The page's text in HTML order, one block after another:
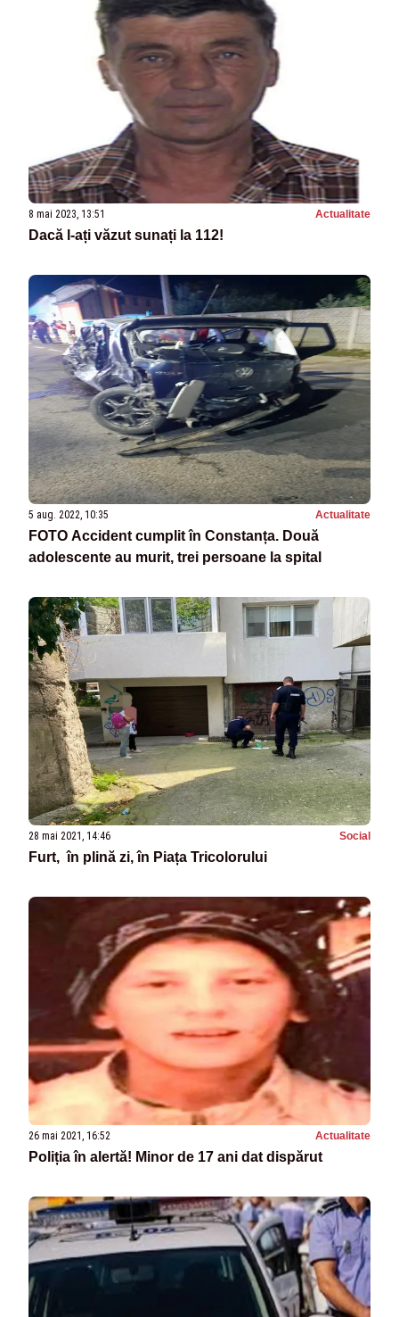
8 mai 2023, 13:51 Actualitate
Dacă l-ați văzut sunați la 112!
5 aug. 2022, 10:35 Actualitate
FOTO Accident cumplit în Constanța. Două
adolescente au murit, trei persoane la spital
28 mai 2021, 14:46 Social
Furt, în plină zi, în Piața Tricolorului
26 mai 2021, 16:52 Actualitate
Poliția în alertă! Minor de 17 ani dat dispărut